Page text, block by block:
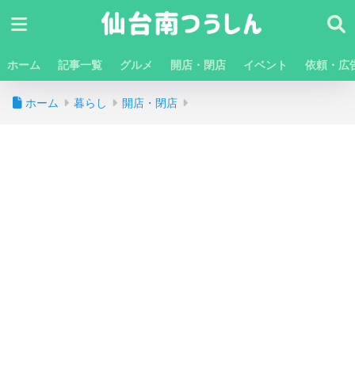
ホーム 記事一覧 グルメ 開店・閉店 イベント 依頼・広
ホーム 暮らし 開店・閉店